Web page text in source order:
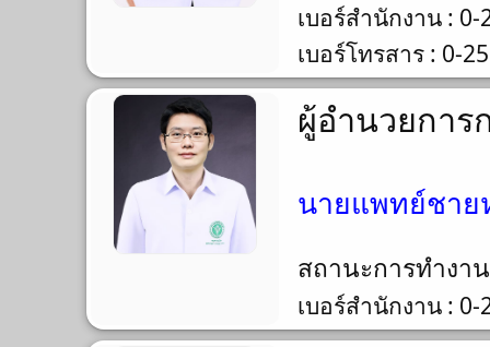
เบอร์สำนักงาน : 0-
เบอร์โทรสาร : 0-
ผู้อำนวยการ
นายแพทย์ชาย
สถานะการทำงา
เบอร์สำนักงาน : 0-